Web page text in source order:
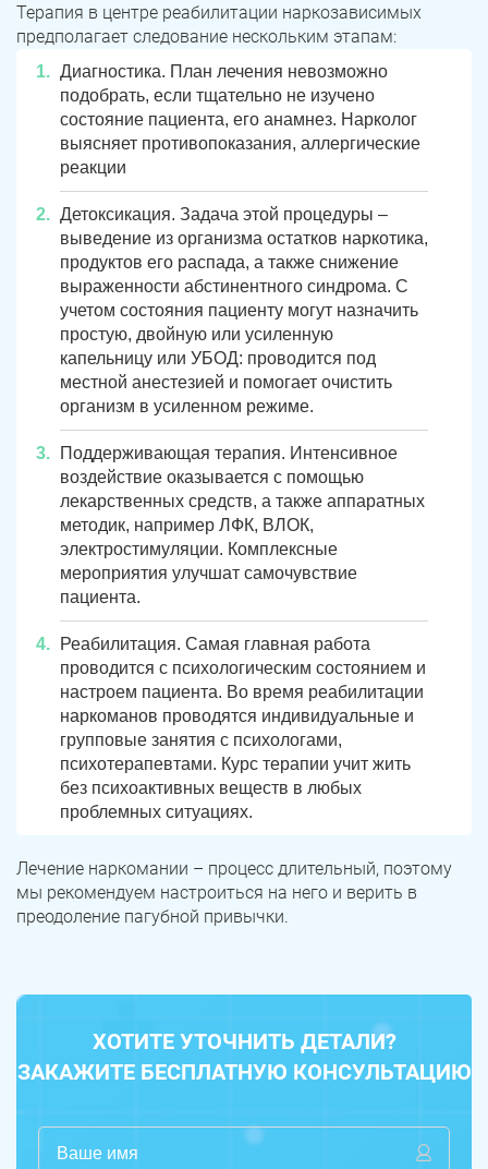
Терапия в центре реабилитации наркозависимых
предполагает следование нескольким этапам:
Диагностика. План лечения невозможно
подобрать, если тщательно не изучено
состояние пациента, его анамнез. Нарколог
выясняет противопоказания, аллергические
реакции
Детоксикация. Задача этой процедуры –
выведение из организма остатков наркотика,
продуктов его распада, а также снижение
выраженности абстинентного синдрома. С
учетом состояния пациенту могут назначить
простую, двойную или усиленную
капельницу или УБОД: проводится под
местной анестезией и помогает очистить
организм в усиленном режиме.
Поддерживающая терапия. Интенсивное
воздействие оказывается с помощью
лекарственных средств, а также аппаратных
методик, например ЛФК, ВЛОК,
электростимуляции. Комплексные
мероприятия улучшат самочувствие
пациента.
Реабилитация. Самая главная работа
проводится с психологическим состоянием и
настроем пациента. Во время реабилитации
наркоманов проводятся индивидуальные и
групповые занятия с психологами,
психотерапевтами. Курс терапии учит жить
без психоактивных веществ в любых
проблемных ситуациях.
Лечение наркомании – процесс длительный, поэтому
мы рекомендуем настроиться на него и верить в
преодоление пагубной привычки.
ХОТИТЕ УТОЧНИТЬ ДЕТАЛИ?
ЗАКАЖИТЕ БЕСПЛАТНУЮ КОНСУЛЬТАЦИЮ
ПОЛУЧИТЬ ПОМОЩЬ
ПОЛУЧИТЬ ПОМОЩЬ
ПОЛУЧИТЬ ПОМОЩЬ
Первомайский